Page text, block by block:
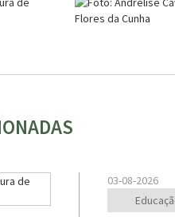
03-08-2026